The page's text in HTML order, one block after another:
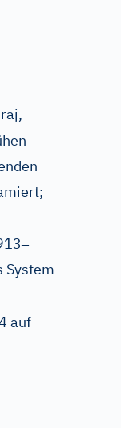
–
System
auf